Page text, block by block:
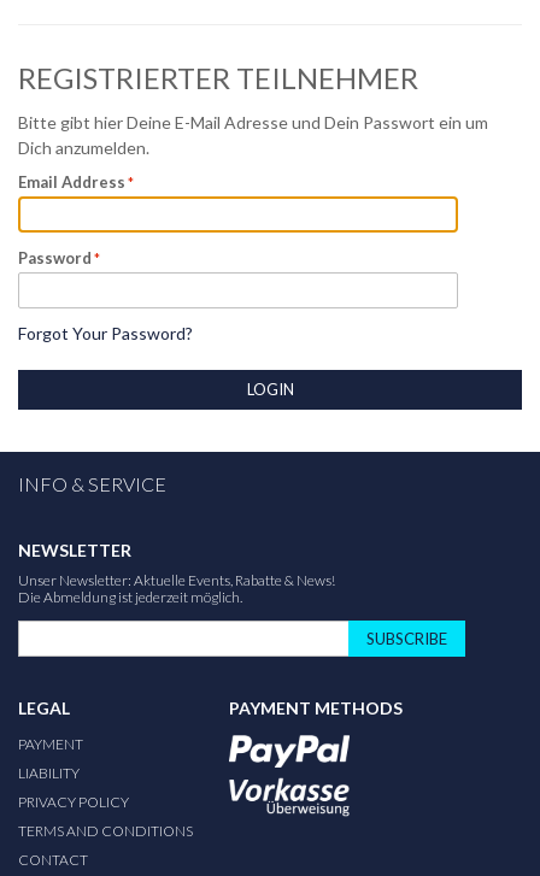
REGISTRIERTER TEILNEHMER
Bitte gibt hier Deine E-Mail Adresse und Dein Passwort ein um
Dich anzumelden.
Email Address
Password
Forgot Your Password?
LOGIN
INFO & SERVICE
NEWSLETTER
Unser Newsletter: Aktuelle Events, Rabatte & News!
Die Abmeldung ist jederzeit möglich.
SUBSCRIBE
LEGAL
PAYMENT
LIABILITY
PRIVACY POLICY
TERMS AND CONDITIONS
CONTACT
PAYMENT METHODS